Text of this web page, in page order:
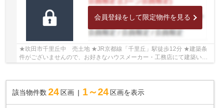
会員登録をして限定物件を見る
★吹田市千里丘中 売土地 ★JR京都線「千里丘」駅徒歩12分 ★建築条
件がございませんので、お好きなハウスメーカー・工務店にて建築いた
該当物件数 24 区画 1～24 区画を表示